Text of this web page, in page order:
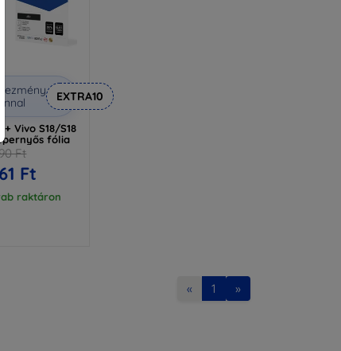
EXTRA10
Vivo S18/S18
fólia
Ft
Ft
raktáron
« 1 »